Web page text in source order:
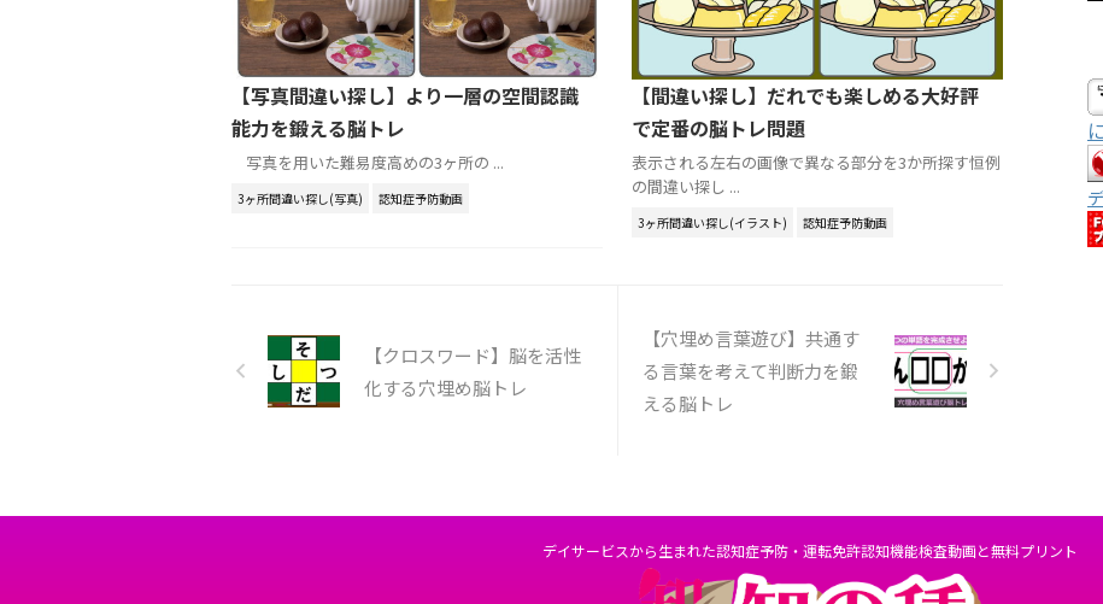
【写真間違い探し】より一層の空間認識
能力を鍛える脳トレ
写真を用いた難易度高めの3ヶ所の ...
3ヶ所間違い探し(写真) 認知症予防動画
【間違い探し】だれでも楽しめる大好評
で定番の脳トレ問題
表示される左右の画像で異なる部分を3か所探す恒例
の間違い探し ...
3ヶ所間違い探し(イラスト) 認知症予防動画
【クロスワード】脳を活性
化する穴埋め脳トレ
【穴埋め言葉遊び】共通す
る言葉を考えて判断力を鍛
える脳トレ
デイサービスから生まれた認知症予防・運転免許認知機能検査動画と無料プリント